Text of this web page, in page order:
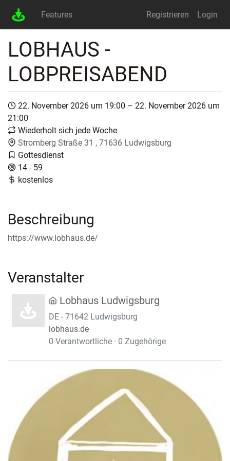
Features Registrieren Login
LOBHAUS -
LOBPREISABEND
22. November 2026 um 19:00 – 22. November 2026 um
21:00
Wiederholt sich jede Woche
Stromberg Straße 31 , 71636 Ludwigsburg
Gottesdienst
14 - 59
kostenlos
Beschreibung
https://www.lobhaus.de/
Veranstalter
Lobhaus Ludwigsburg
DE - 71642 Ludwigsburg
lobhaus.de
0 Verantwortliche · 0 Zugehörige